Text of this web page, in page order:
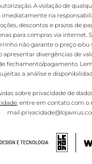
A violação de
na
descontos e prazos de
para compras via internet.
não garante o preço e/ou
divergências de
fechamento/pagamento.
a análise e
sobre privacidade de
, entre em contato com o
mail